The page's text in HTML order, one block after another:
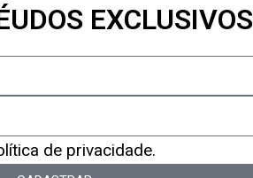
EXCLUSIVOS
de privacidade.